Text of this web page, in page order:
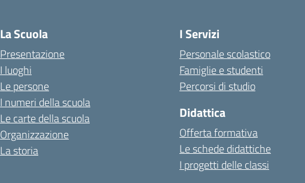
La Scuola
Presentazione
I luoghi
Le persone
I numeri della scuola
Le carte della scuola
Organizzazione
La storia
I Servizi
Personale scolastico
Famiglie e studenti
Percorsi di studio
Didattica
Offerta formativa
Le schede didattiche
I progetti delle classi